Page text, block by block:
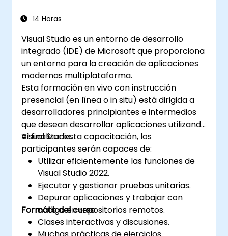
14 Horas
Visual Studio es un entorno de desarrollo
integrado (IDE) de Microsoft que proporciona
un entorno para la creación de aplicaciones
modernas multiplataforma.
Esta formación en vivo con instrucción
presencial (en línea o in situ) está dirigida a
desarrolladores principiantes e intermedios
que desean desarrollar aplicaciones utilizando
Visual Studio.
Al finalizar esta capacitación, los
participantes serán capaces de:
Utilizar eficientemente las funciones de
Visual Studio 2022.
Ejecutar y gestionar pruebas unitarias.
Depurar aplicaciones y trabajar con
código en repositorios remotos.
Formato del curso
Clases interactivas y discusiones.